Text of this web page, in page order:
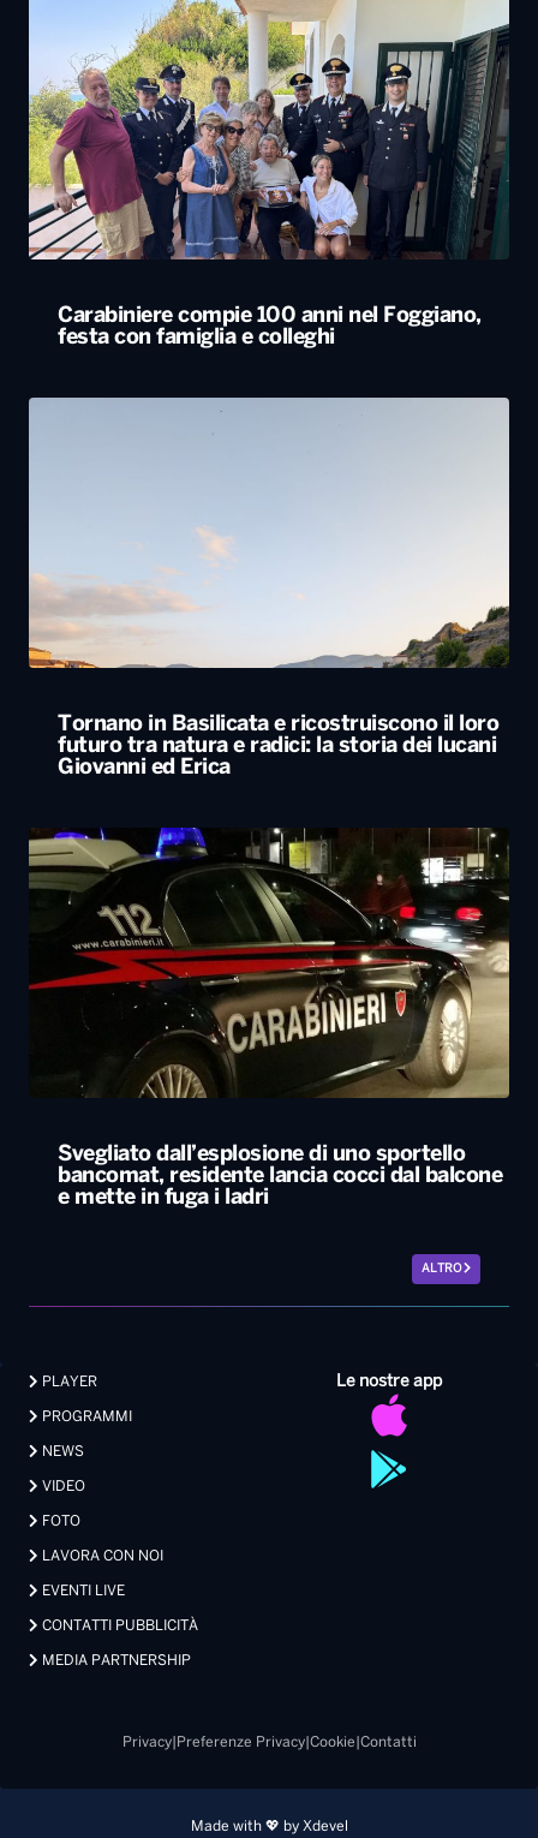
Carabiniere compie 100 anni nel Foggiano,
festa con famiglia e colleghi
Tornano in Basilicata e ricostruiscono il loro
futuro tra natura e radici: la storia dei lucani
Giovanni ed Erica
Svegliato dall’esplosione di uno sportello
bancomat, residente lancia cocci dal balcone
e mette in fuga i ladri
ALTRO
Le nostre app
PLAYER
PROGRAMMI
NEWS
VIDEO
FOTO
LAVORA CON NOI
EVENTI LIVE
CONTATTI PUBBLICITÀ
MEDIA PARTNERSHIP
Privacy| Preferenze Privacy| Cookie Contatti
Made with 💖 by Xdevel